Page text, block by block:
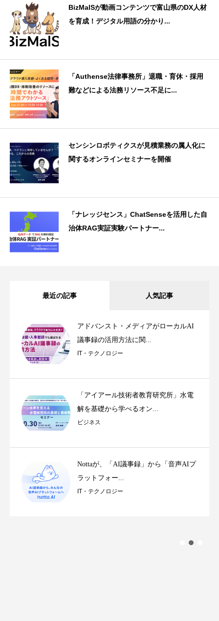
BizMalSが動画コンテンツで富山県のDX人材
を育成！デジタル用語の分かり...
「Authense法律事務所」退職・育休・採用
難などによる法務リソース不足に...
センシンロボティクスが見積業務の属人化に
関するオンラインセミナーを開催
「ナレッジセンス」ChatSenseを活用した自
治体RAG実証実験パートナー...
最近の記事 人気記事
アドバンスト・メディアがローカルAI
議事録の活用方法に関...
IT・テクノロジー
「アイアール技術者教育研究所」水電
解を基礎から学べるオン...
ビジネス
Nottaが、「AI議事録」から「音声AIプ
ラットフォー...
IT・テクノロジー